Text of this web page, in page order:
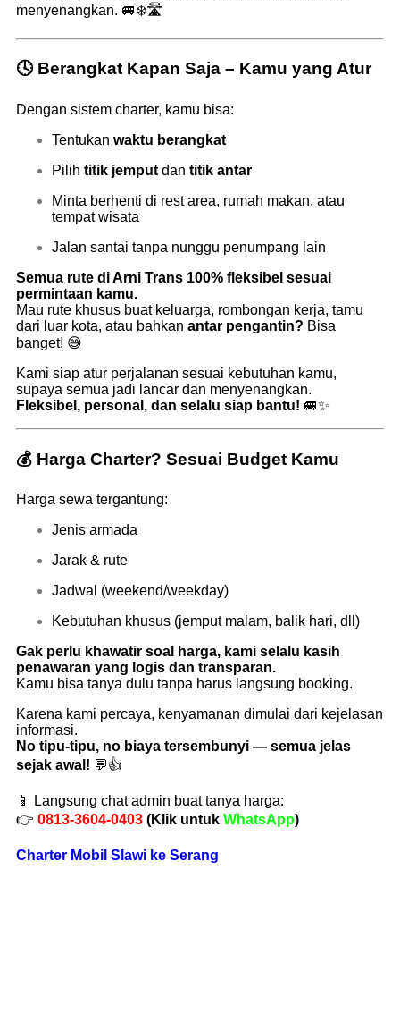
menyenangkan. 🚐❄️🛣️
🕓 Berangkat Kapan Saja – Kamu yang Atur
Dengan sistem charter, kamu bisa:
Tentukan waktu berangkat
Pilih titik jemput dan titik antar
Minta berhenti di rest area, rumah makan, atau
tempat wisata
Jalan santai tanpa nunggu penumpang lain
Semua rute di Arni Trans 100% fleksibel sesuai
permintaan kamu.
Mau rute khusus buat keluarga, rombongan kerja, tamu
dari luar kota, atau bahkan antar pengantin? Bisa
banget! 😄
Kami siap atur perjalanan sesuai kebutuhan kamu,
supaya semua jadi lancar dan menyenangkan.
Fleksibel, personal, dan selalu siap bantu! 🚐✨
💰 Harga Charter? Sesuai Budget Kamu
Harga sewa tergantung:
Jenis armada
Jarak & rute
Jadwal (weekend/weekday)
Kebutuhan khusus (jemput malam, balik hari, dll)
Gak perlu khawatir soal harga, kami selalu kasih
penawaran yang logis dan transparan.
Kamu bisa tanya dulu tanpa harus langsung booking.
Karena kami percaya, kenyamanan dimulai dari kejelasan
informasi.
No tipu-tipu, no biaya tersembunyi — semua jelas
sejak awal! 💬👍
📱 Langsung chat admin buat tanya harga:
👉 0813-3604-0403 (Klik untuk WhatsApp)
Charter Mobil Slawi ke Serang